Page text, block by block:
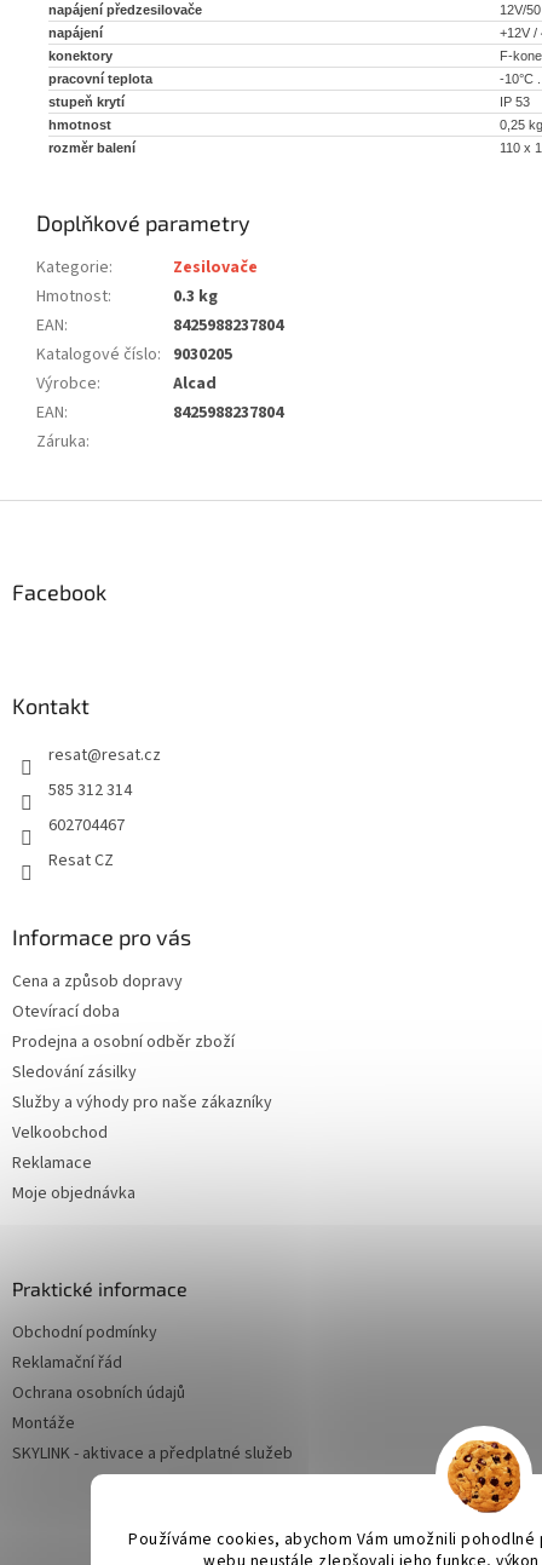
Používáme cookies, abychom Vám umožnili
napájení předzesilovače
12V/
napájení
+12V /
konektory
F-
pracovní teplota
-10°C
stupeň krytí
IP 53
hmotnost
0,25 kg
rozměr balení
110 x
Doplňkové parametry
Kategorie:
Zesilovače
Hmotnost:
0.3 kg
EAN:
8425988237804
Katalogové číslo: 9030205
Výrobce:
Alcad
EAN:
8425988237804
Záruka:
Facebook
Kontakt
resat@resat.cz
585 312 314
602704467
Resat CZ
Informace pro vás
Cena a způsob dopravy
Otevírací doba
Prodejna a osobní odběr zboží
Sledování zásilky
Služby a výhody pro naše zákazníky
Velkoobchod
Reklamace
Moje objednávka
Praktické informace
Obchodní podmínky
Reklamační řád
Ochrana osobních údajů
Montáže
SKYLINK - aktivace a předplatné služeb